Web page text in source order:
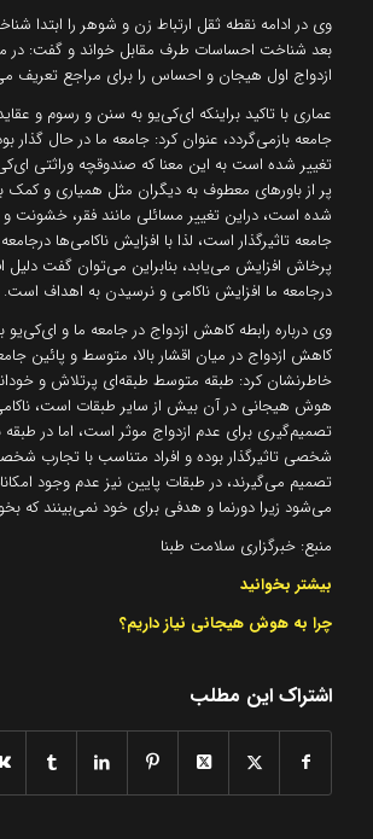
وی در ادامه نقطه ثقل ارتباط زن و شوهر را ابتدا
بعد شناخت احساسات طرف مقابل خواند و گفت: در
ازدواج اول هیجان و احساس را برای مراجع تعریف
عماری با تاکید براینکه ای‌کی‌یو به سنن و رسوم و
جامعه بازمی‌گردد، عنوان کرد: جامعه ما در حال گذار
تغییر شده است به این معنا که صندوقچه وراثتی
پر از باورهای معطوف به دیگران مثل همیاری و
شده است،‌ دراین تغییر مسائلی مانند فقر، خشونت
جامعه تاثیرگذار است، لذا با افزایش ناکامی‌ها
پرخاش افزایش می‌یابد، بنابراین می‌توان گفت
درجامعه ما افزایش ناکامی و نرسیدن به اهداف است.
وی درباره رابطه کاهش ازدواج در جامعه ما و ای‌کی‌یو
کاهش ازدواج در میان اقشار بالا، متوسط و پائین
خاطرنشان کرد: طبقه متوسط طبقه‌ای پرتلاش و
هوش هیجانی در آن بیش از سایر طبقات است،
تصمیم‌گیری برای عدم ازدواج موثر است، اما در طبقه
شخصی تاثیرگذار بوده و افراد متناسب با تجارب
تصمیم می‌گیرند،‌ در طبقات پایین نیز عدم وجود
می‌شود زیرا دورنما و هدفی برای خود نمی‌بینند که
منبع: خبرگزاری سلامت طبنا
بیشتر بخوانید
چرا به هوش هیجانی نیاز داریم؟
اشتراک این مطلب